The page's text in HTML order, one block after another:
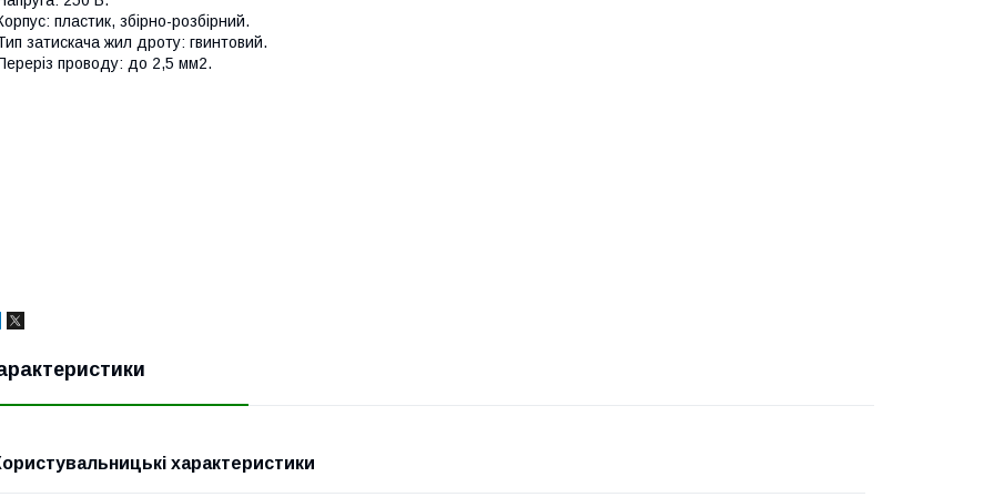
пластик, збірно-розбірний.
затискача жил дроту: гвинтовий.
проводу: до 2,5 мм2.
характеристики